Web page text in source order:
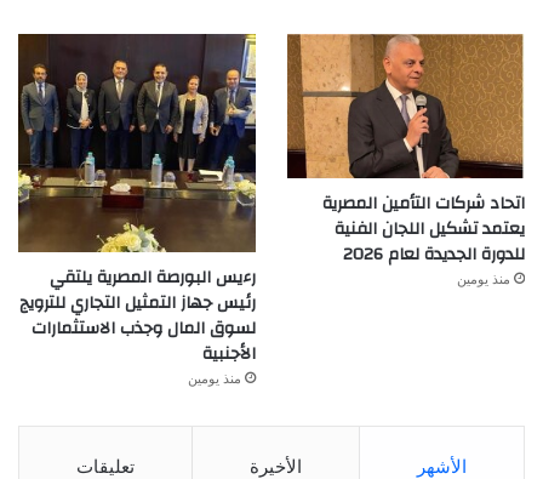
اتحاد شركات التأمين المصرية
يعتمد تشكيل اللجان الفنية
للدورة الجديدة لعام 2026
منذ يومين
رءيس البورصة المصرية يلتقي
رئيس جهاز التمثيل التجاري للترويج
لسوق المال وجذب الاستثمارات
الأجنبية
منذ يومين
الأشهر الأخيرة تعليقات